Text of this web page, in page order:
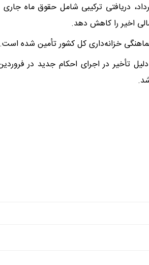
دریافتی ترکیبی شامل حقوق ماه
اخیر را کاهش دهد.
خزانه‌داری کل کشور تأمین شده است.
تأخیر در اجرای احکام جدید در